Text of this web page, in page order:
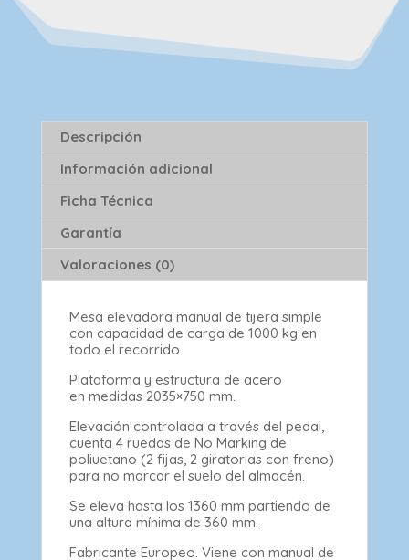
Descripción
Información adicional
Ficha Técnica
Garantía
Valoraciones (0)
Mesa elevadora manual de tijera simple
con capacidad de carga de 1000 kg en
todo el recorrido.
Plataforma y estructura de acero
en medidas 2035×750 mm.
Elevación controlada a través del pedal,
cuenta 4 ruedas de No Marking de
poliuetano (2 fijas, 2 giratorias con freno)
para no marcar el suelo del almacén.
Se eleva hasta los 1360 mm partiendo de
una altura mínima de 360 mm.
Fabricante Europeo. Viene con manual de